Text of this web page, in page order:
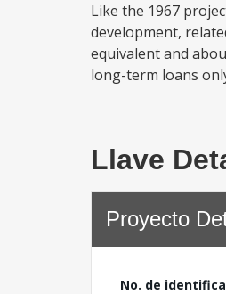
Like the 1967
development,
equivalent and
long-term loans
Llave
Proyecto
No. de